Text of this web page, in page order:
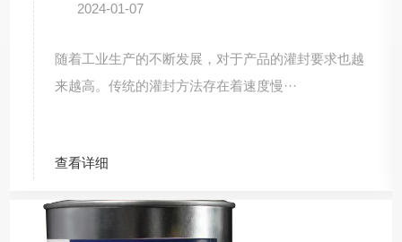
电机机电行业
2024-01-07
随着工业生产的不断发展，对于产品的灌封要求也越
来越高。传统的灌封方法存在着速度慢···
查看详细